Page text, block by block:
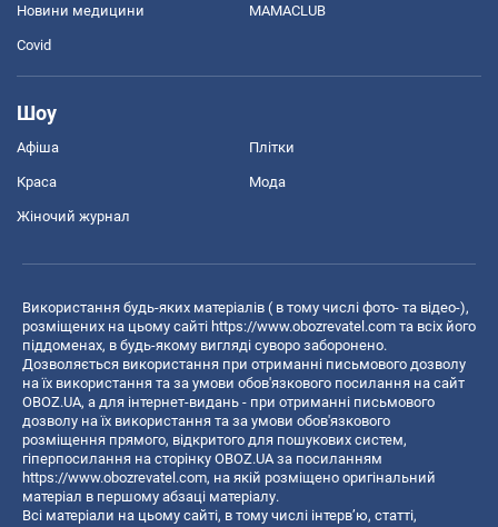
Новини медицини MAMACLUB
Covid
Шоу
Афіша Плітки
Краса Мода
Жіночий журнал
Використання будь-яких матеріалів ( в тому числі фото- та відео-),
розміщених на цьому сайті https://www.obozrevatel.com та всіх його
піддоменах, в будь-якому вигляді суворо заборонено.
Дозволяється використання при отриманні письмового дозволу
на їх використання та за умови обов'язкового посилання на сайт
OBOZ.UA, а для інтернет-видань - при отриманні письмового
дозволу на їх використання та за умови обов'язкового
розміщення прямого, відкритого для пошукових систем,
гіперпосилання на сторінку OBOZ.UA за посиланням
https://www.obozrevatel.com, на якій розміщено оригінальний
матеріал в першому абзаці матеріалу.
Всі матеріали на цьому сайті, в тому числі інтерв’ю, статті,